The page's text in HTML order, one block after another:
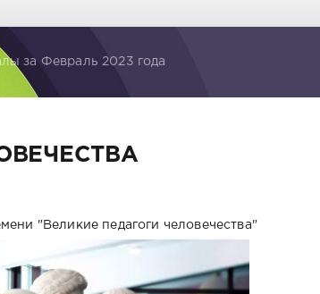
за Февраль 2023 года
"Великие педагоги человечества"